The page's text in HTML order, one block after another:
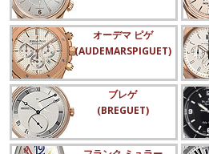
オーデマ ピゲ
(AUDEMARSPIGUET)
ブレゲ
(BREGUET)